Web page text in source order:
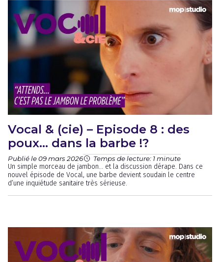
Vocal & (cie) – Episode 8 : des
poux… dans la barbe !?
Publié le 09 mars 2026 Temps de lecture: 1 minute
Un simple morceau de jambon… et la discussion dérape. Dans ce
nouvel épisode de Vocal, une barbe devient soudain le centre
d’une inquiétude sanitaire très sérieuse.